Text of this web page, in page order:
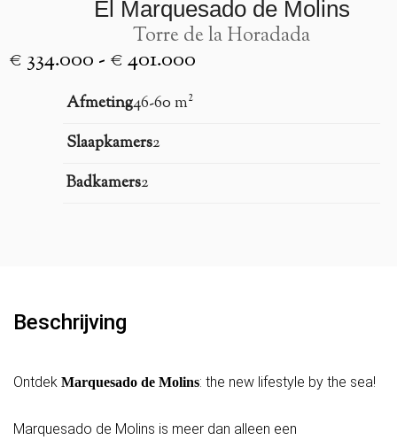
El Marquesado de Molins
Torre de la Horadada
€ 334.000 - € 401.000
Afmeting46-60 m²
Slaapkamers2
Badkamers2
Beschrijving
Ontdek Marquesado de Molins: the new lifestyle by the sea!
Marquesado de Molins is meer dan alleen een